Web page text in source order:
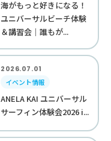
海がもっと好きになる！
ユニバーサルビーチ体験
＆講習会｜誰もが...
2026.07.01
イベント情報
ANELA KAI ユニバーサル
サーフィン体験会2026 i...